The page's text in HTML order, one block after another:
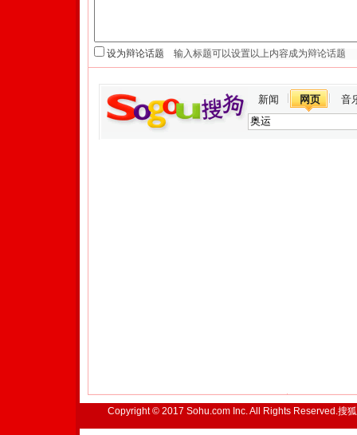
设为辩论话题
新闻 网页 音
Copyright © 2017 Sohu.com Inc. All Rights Reserved.搜